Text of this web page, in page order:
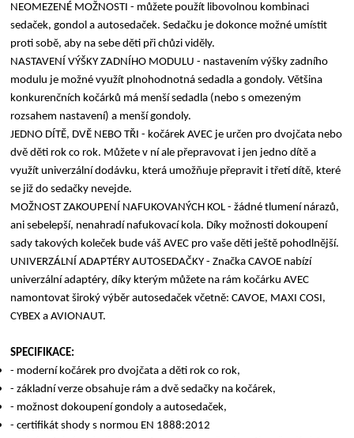
NEOMEZENÉ MOŽNOSTI - můžete použít libovolnou kombinaci
sedaček, gondol a autosedaček. Sedačku je dokonce možné umístit
proti sobě, aby na sebe děti při chůzi viděly.
NASTAVENÍ VÝŠKY ZADNÍHO MODULU - nastavením výšky zadního
modulu je možné využít plnohodnotná sedadla a gondoly. Většina
konkurenčních kočárků má menší sedadla (nebo s omezeným
rozsahem nastavení) a menší gondoly.
JEDNO DÍTĚ, DVĚ NEBO TŘI - kočárek AVEC je určen pro dvojčata nebo
dvě děti rok co rok. Můžete v ní ale přepravovat i jen jedno dítě a
využít univerzální dodávku, která umožňuje přepravit i třetí dítě, které
se již do sedačky nevejde.
MOŽNOST ZAKOUPENÍ NAFUKOVANÝCH KOL - žádné tlumení nárazů,
ani sebelepší, nenahradí nafukovací kola. Díky možnosti dokoupení
sady takových koleček bude váš AVEC pro vaše děti ještě pohodlnější.
UNIVERZÁLNÍ ADAPTÉRY AUTOSEDAČKY - Značka CAVOE nabízí
univerzální adaptéry, díky kterým můžete na rám kočárku AVEC
namontovat široký výběr autosedaček včetně: CAVOE, MAXI COSI,
CYBEX a AVIONAUT.
SPECIFIKACE:
- moderní kočárek pro dvojčata a děti rok co rok,
- základní verze obsahuje rám a dvě sedačky na kočárek,
- možnost dokoupení gondoly a autosedaček,
- certifikát shody s normou EN 1888:2012